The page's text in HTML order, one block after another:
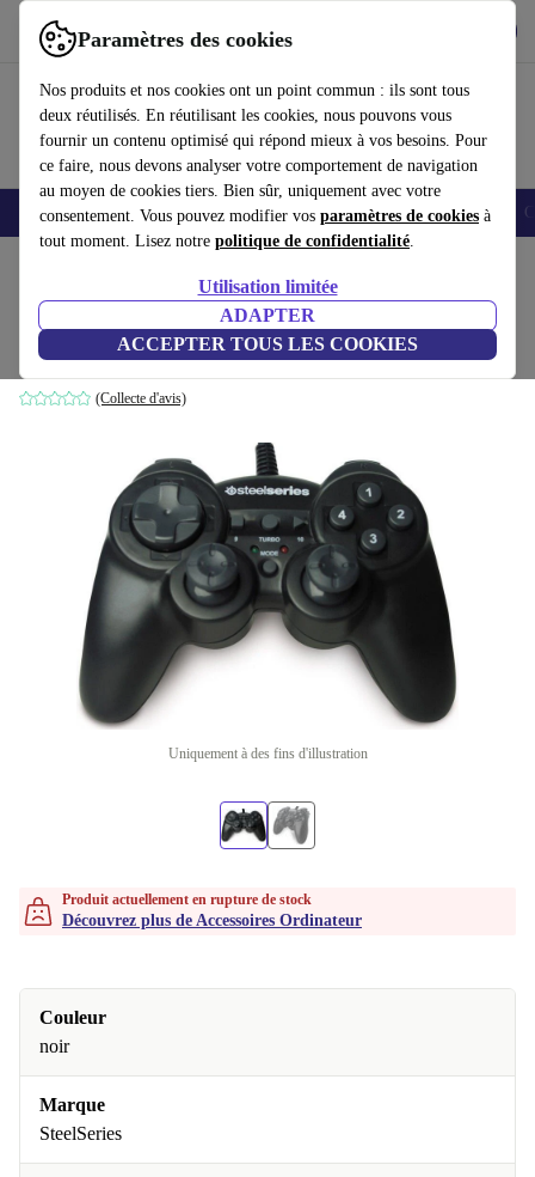
Paramètres des cookies
Nos produits et nos cookies ont un point commun : ils sont tous
deux réutilisés. En réutilisant les cookies, nous pouvons vous
fournir un contenu optimisé qui répond mieux à vos besoins. Pour
ce faire, nous devons analyser votre comportement de navigation
au moyen de cookies tiers. Bien sûr, uniquement avec votre
consentement. Vous pouvez modifier vos paramètres de cookies à
tout moment. Lisez notre politique de confidentialité.
Utilisation limitée
ADAPTER
ACCEPTER TOUS LES COOKIES
Utilisez refurbed rapidement et facilement
Smartphones Laptops Tablettes Montres connectées Accessoires
SteelSeries 3GC
Noir
(Collecte d'avis)
Uniquement à des fins d'illustration
Produit actuellement en rupture de stock
Découvrez plus de Accessoires Ordinateur
Couleur
noir
Marque
SteelSeries